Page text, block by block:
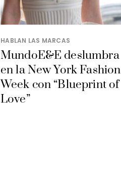
HABLAN LAS MARCAS
MundoE&E deslumbra
en la New York Fashion
Week con “Blueprint of
Love”